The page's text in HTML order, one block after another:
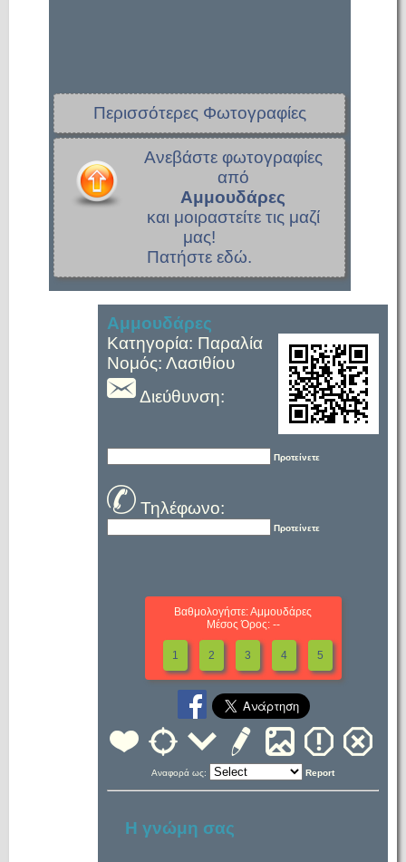
Περισσότερες Φωτογραφίες
Ανεβάστε φωτογραφίες
από
Αμμουδάρες
και μοιραστείτε τις μαζί
μας!
Πατήστε εδώ.
Αμμουδάρες
Κατηγορία: Παραλία
Νομός: Λασιθίου
Διεύθυνση:
Προτείνετε
Τηλέφωνο:
Προτείνετε
Βαθμολογήστε: Αμμουδάρες
Μέσος Όρος: --
1 2 3 4 5
Αναφορά ως: Report
Η γνώμη σας